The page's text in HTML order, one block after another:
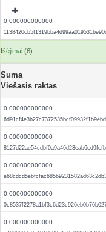
0.000000000000
Išėjimai (6)
Suma
Viešasis raktas
0.000000000000
0.000000000000
0.000000000000
0.000000000000
0.000000000000